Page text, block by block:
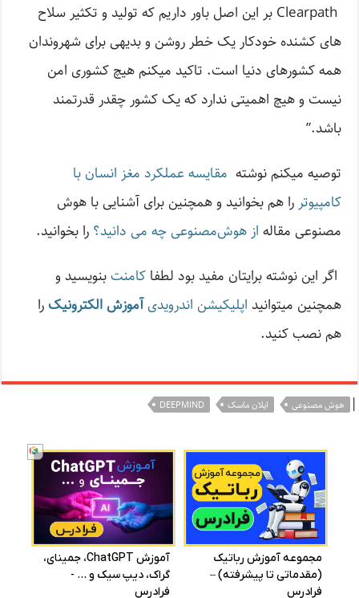
Clearpath بر این اصل باور داریم که تولید و تکثیر سلاح
های کشنده خودکار یک خطر روشن و بدیهی برای شهروندان
همه کشورهای دنیا است. تاکید میکنم هیچ کشوری امن
نیست و هیچ اهمیتی ندارد که یک کشور چقدر قدرتمند
باشد.”
توصیه میکنم نوشته مقایسه عملکرد مغز انسان با
کامپیوتررا هم بخوانید و همچنین برای آشنایی با هوش
مصنوعی مقاله از هوش‌مصنوعی چه می دانید؟ را بخوانید.
اگر این نوشته‌ برایتان مفید بود لطفاکامنت بنویسید و
همچنین میتوانید اپلیکیشن اندرویدیآموزش الکترونیک را
هم نصب کنید.
| هوش مصنوعی ایلان ماسک DEEPMIND